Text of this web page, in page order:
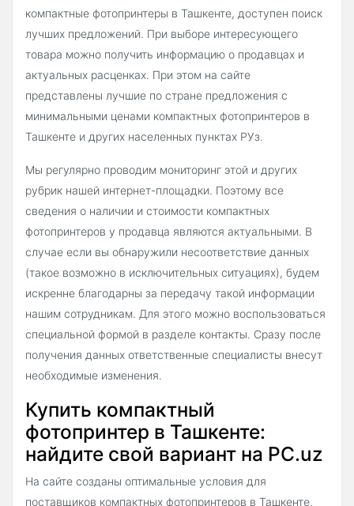
компактные фотопринтеры в Ташкенте, доступен поиск
лучших предложений. При выборе интересующего
товара можно получить информацию о продавцах и
актуальных расценках. При этом на сайте
представлены лучшие по стране предложения с
минимальными ценами компактных фотопринтеров в
Ташкенте и других населенных пунктах РУз.
Мы регулярно проводим мониторинг этой и других
рубрик нашей интернет-площадки. Поэтому все
сведения о наличии и стоимости компактных
фотопринтеров у продавца являются актуальными. В
случае если вы обнаружили несоответствие данных
(такое возможно в исключительных ситуациях), будем
искренне благодарны за передачу такой информации
нашим сотрудникам. Для этого можно воспользоваться
специальной формой в разделе контакты. Сразу после
получения данных ответственные специалисты внесут
необходимые изменения.
Купить компактный
фотопринтер в Ташкенте:
найдите свой вариант на PC.uz
На сайте созданы оптимальные условия для
поставщиков компактных фотопринтеров в Ташкенте.